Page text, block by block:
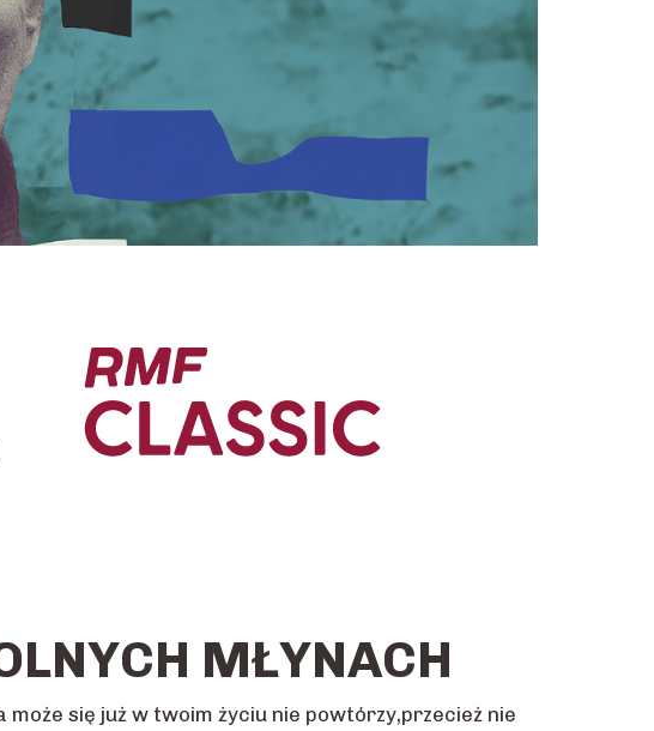
MŁYNACH
się już w twoim życiu nie powtórzy,przecież nie